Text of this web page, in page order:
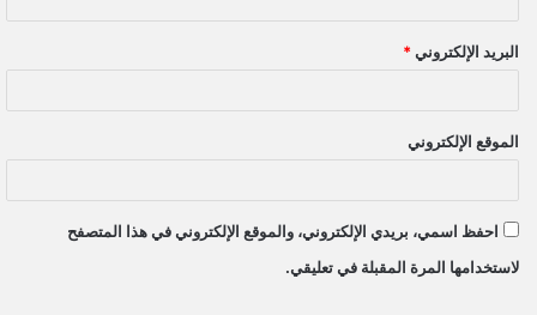
البريد الإلكتروني *
الموقع الإلكتروني
احفظ اسمي، بريدي الإلكتروني، والموقع الإلكتروني في هذا المتصفح
لاستخدامها المرة المقبلة في تعليقي.